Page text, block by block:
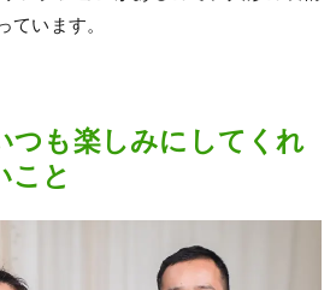
ています。
つも楽しみにしてくれ
こと